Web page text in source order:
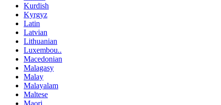
Kurdish
Kyrgyz
Latin
Latvian
Lithuanian
Luxembou..
Macedonian
Malagasy
Malay
Malayalam
Maltese